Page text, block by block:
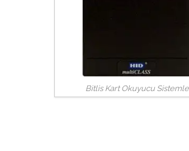
Bitlis Kart Okuyucu